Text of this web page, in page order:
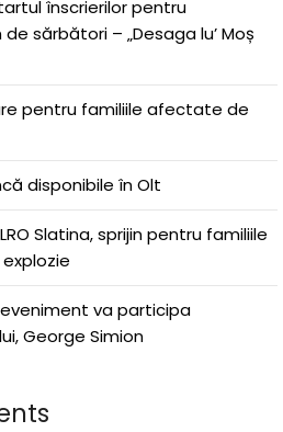
înscrierilor pentru
sărbători – „Desaga lu’ Moș
pentru familiile afectate de
disponibile în Olt
Slatina, sprijin pentru familiile
eveniment va participa
George Simion